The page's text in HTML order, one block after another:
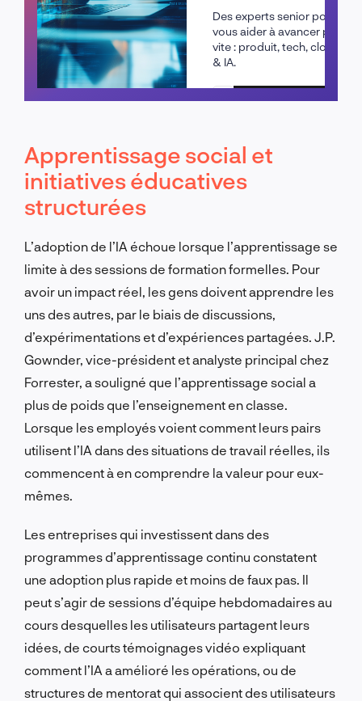
Des experts senior pour
vous aider à avancer plus
vite : produit, tech, cloud
& IA.
Planifier un appel
Apprentissage social et
initiatives éducatives
structurées
L’adoption de l’IA échoue lorsque l’apprentissage se
limite à des sessions de formation formelles. Pour
avoir un impact réel, les gens doivent apprendre les
uns des autres, par le biais de discussions,
d’expérimentations et d’expériences partagées. J.P.
Gownder, vice-président et analyste principal chez
Forrester, a souligné que l’apprentissage social a
plus de poids que l’enseignement en classe.
Lorsque les employés voient comment leurs pairs
utilisent l’IA dans des situations de travail réelles, ils
commencent à en comprendre la valeur pour eux-
mêmes.
Les entreprises qui investissent dans des
programmes d’apprentissage continu constatent
une adoption plus rapide et moins de faux pas. Il
peut s’agir de sessions d’équipe hebdomadaires au
cours desquelles les utilisateurs partagent leurs
idées, de courts témoignages vidéo expliquant
comment l’IA a amélioré les opérations, ou de
structures de mentorat qui associent des utilisateurs